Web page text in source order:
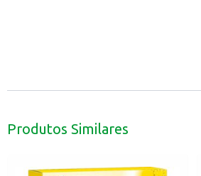
Produtos Similares